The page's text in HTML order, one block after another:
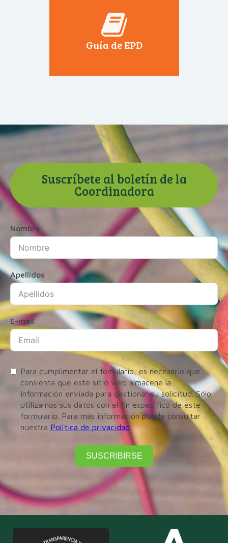
Guía de EPD
Suscríbete al boletín de la
Coordinadora
Nombre
Apellidos
E-mail
Para cumplimentar el fomulario, es necesario que
consienta que este sitio web almacene la
información enviada para gestionar su solicitud. Sólo
utilizamos sus datos con el fin específico de este
formulario. Para más información puede consultar
nuestra Política de privacidad
SUSCRIBIRSE